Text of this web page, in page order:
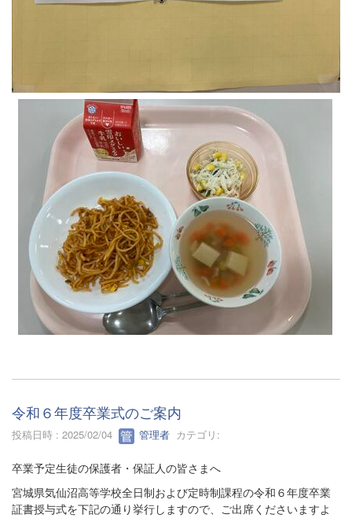
令和６年度卒業式のご案内
投稿日時 : 2025/02/04 管理者 カテゴリ:
卒業予定生徒の保護者・保証人の皆さまへ
宮城県気仙沼高等学校全日制および定時制課程の令和６年度卒業
証書授与式を下記の通り挙行しますので、ご出席くださいますよ